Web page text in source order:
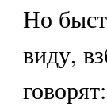
Но
виду,